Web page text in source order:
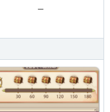
ー